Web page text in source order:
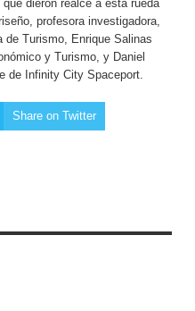
dieron realce a esta rueda
profesora investigadora,
de Turismo, Enrique Salinas
y Turismo, y Daniel
de Infinity City Spaceport.
Share on Twitter